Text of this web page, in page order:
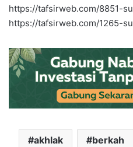
https://tafsirweb.com/8851-
https://tafsirweb.com/1265-
akhlak berkah